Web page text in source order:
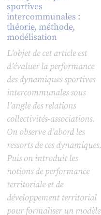
sportives
intercommunales :
théorie, méthode,
modélisation
L’objet de cet article est
d’évaluer la performance
des dynamiques sportives
intercommunales sous
l’angle des relations
collectivités-associations.
On observe d’abord les
ressorts de ces dynamiques.
Puis on introduit les
notions de performance
territoriale et de
développement territorial
pour formaliser un modèle